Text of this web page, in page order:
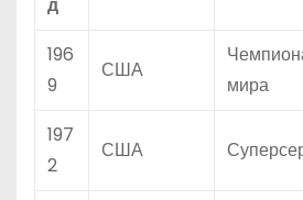
196
9
США
мира
197
2
США